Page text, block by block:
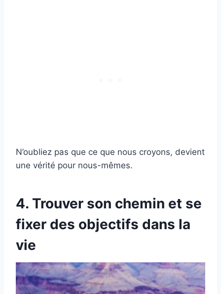
N’oubliez pas que ce que nous croyons, devient
une vérité pour nous-mêmes.
4. Trouver son chemin et se
fixer des objectifs dans la
vie